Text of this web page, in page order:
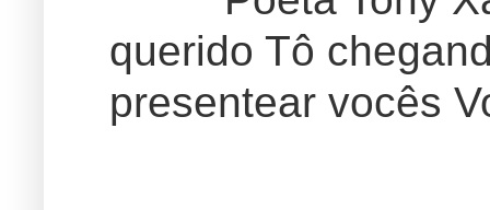
querido Tô
presentear vocês